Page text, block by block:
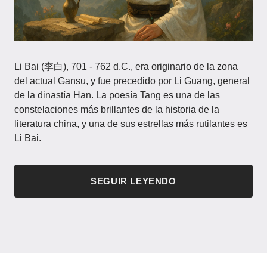
Li Bai (李白), 701 - 762 d.C., era originario de la zona
del actual Gansu, y fue precedido por Li Guang, general
de la dinastía Han. La poesía Tang es una de las
constelaciones más brillantes de la historia de la
literatura china, y una de sus estrellas más rutilantes es
Li Bai.
SEGUIR LEYENDO